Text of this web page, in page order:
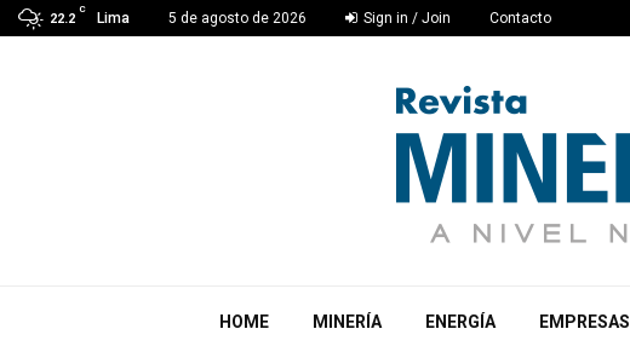
22.2
C
Lima 5 de agosto de 2026 Sign in / Join Contacto
HOME MINERÍA ENERGÍA EMPRESAS